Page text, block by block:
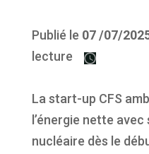
Publié le 07/07/
lecture
La start-up CFS
l’énergie nette
nucléaire dès le